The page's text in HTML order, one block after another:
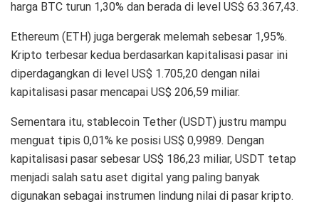
harga BTC turun 1,30% dan berada di level US$ 63.367,43.
Ethereum (ETH) juga bergerak melemah sebesar 1,95%.
Kripto terbesar kedua berdasarkan kapitalisasi pasar ini
diperdagangkan di level US$ 1.705,20 dengan nilai
kapitalisasi pasar mencapai US$ 206,59 miliar.
Sementara itu, stablecoin Tether (USDT) justru mampu
menguat tipis 0,01% ke posisi US$ 0,9989. Dengan
kapitalisasi pasar sebesar US$ 186,23 miliar, USDT tetap
menjadi salah satu aset digital yang paling banyak
digunakan sebagai instrumen lindung nilai di pasar kripto.